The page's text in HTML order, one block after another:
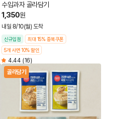
수입과자 골라담기
1,350원
내일 8/10(월) 도착
신규입점
최대 15% 중복쿠폰
5개 사면 10% 할인
4.44 (16)
골라담기